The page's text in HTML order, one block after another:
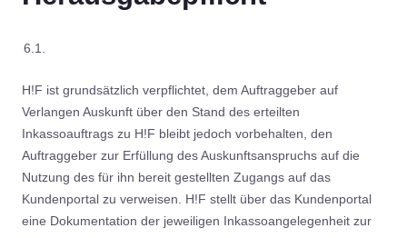
6.1.
H!F ist grundsätzlich verpflichtet, dem Auftraggeber auf
Verlangen Auskunft über den Stand des erteilten
Inkassoauftrags zu H!F bleibt jedoch vorbehalten, den
Auftraggeber zur Erfüllung des Auskunftsanspruchs auf die
Nutzung des für ihn bereit gestellten Zugangs auf das
Kundenportal zu verweisen. H!F stellt über das Kundenportal
eine Dokumentation der jeweiligen Inkassoangelegenheit zur